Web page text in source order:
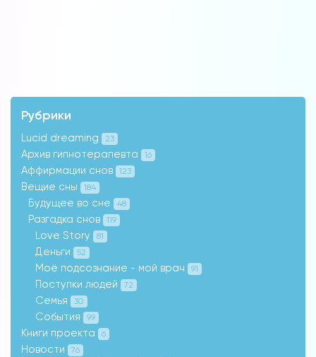
Рубрики
Lucid dreaming 23
Архив гипнотерапевта 16
Аффирмации снов 123
Вещие сны 184
Будущее во сне 48
Разгадка снов 119
Love Story 81
Деньги 52
Моё подсознание - мой врач 91
Поступки людей 72
Семья 30
События 99
Книги проекта 6
Новости 76